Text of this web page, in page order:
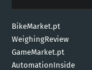
BikeMarket.pt
WeighingReview
GameMarket.pt
AutomationInside